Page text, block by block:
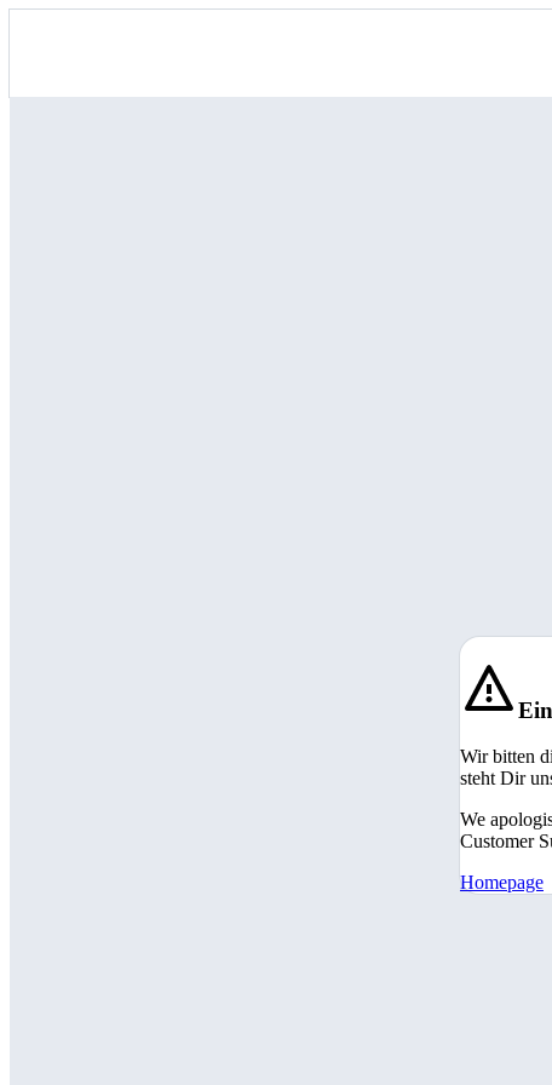
Wir bitten
steht Dir
We
Customer
Homepage